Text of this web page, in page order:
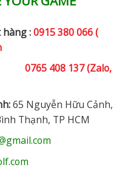
hàng :0915 380 066 (
0765 408 137 (Zalo,
65 Nguyễn Hữu Cảnh,
Thạnh, TP HCM